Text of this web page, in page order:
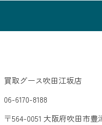
買取グース吹田江坂店
06-6170-8188
〒564-0051 大阪府吹田市